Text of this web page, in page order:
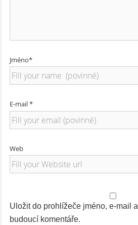
Jméno*
E-mail *
Web
Uložit do prohlížeče jméno, e-mail
budoucí komentáře.